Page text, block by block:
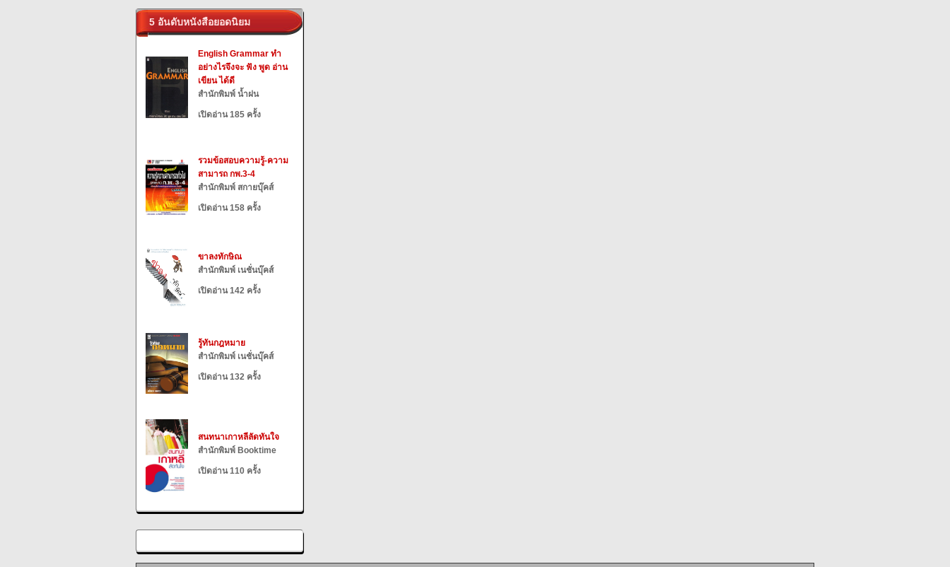
5 อันดับหนังสือยอดนิยม
English Grammar ทำ
อย่างไรจึงจะ ฟัง พูด อ่าน
เขียน ได้ดี
สำนักพิมพ์ น้ำฝน
เปิดอ่าน 185 ครั้ง
รวมข้อสอบความรู้-ความ
สามารถ กพ.3-4
สำนักพิมพ์ สกายบุ๊คส์
เปิดอ่าน 158 ครั้ง
ขาลงทักษิณ
สำนักพิมพ์ เนชั่นบุ๊คส์
เปิดอ่าน 142 ครั้ง
รู้ทันกฎหมาย
สำนักพิมพ์ เนชั่นบุ๊คส์
เปิดอ่าน 132 ครั้ง
สนทนาเกาหลีลัดทันใจ
สำนักพิมพ์ Booktime
เปิดอ่าน 110 ครั้ง